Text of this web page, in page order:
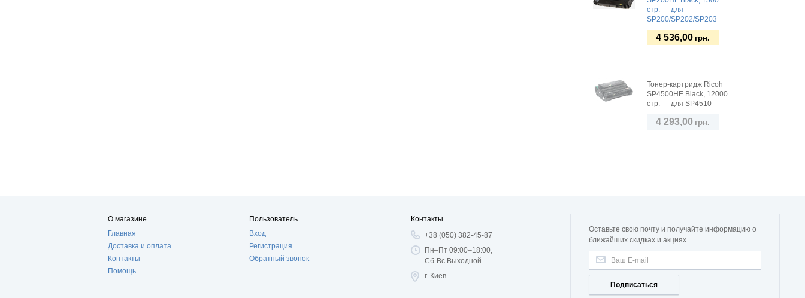
стр. — для
SP200/SP202/SP203
4 536,00 грн.
Тонер-картридж Ricoh
SP4500HE Black, 12000
стр. — для SP4510
4 293,00 грн.
О магазине
Главная
Доставка и оплата
Контакты
Помощь
Пользователь
Вход
Регистрация
Обратный звонок
Контакты
+38 (050) 382-45-87
Пн–Пт 09:00–18:00,
Сб-Вс Выходной
г. Киев
Оставьте свою почту и получайте информацию о
ближайших скидках и акциях
Подписаться